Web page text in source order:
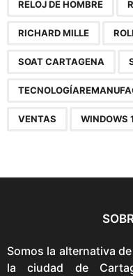
RELOJ DE HOMBRE
RICHARD MILLE
SOAT CARTAGENA
VENTAS WINDOWS
Somos la alternativa
la ciudad de